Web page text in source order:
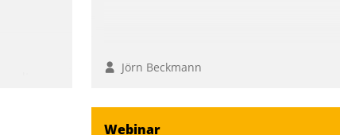
Jörn Beckmann
Webinar